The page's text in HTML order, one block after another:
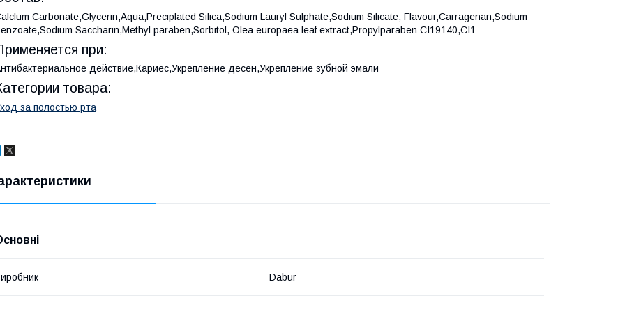
Carbonate,Glycerin,Aqua,Preciplated Silica,Sodium Lauryl Sulphate,Sodium Silicate, Flavour,Carragenan,Sodium
Saccharin,Methyl paraben,Sorbitol, Olea europaea leaf extract,Propylparaben CI19140,CI1
при:
действие,Кариес,Укрепление десен,Укрепление зубной эмали
товара:
за полостью рта
Dabur